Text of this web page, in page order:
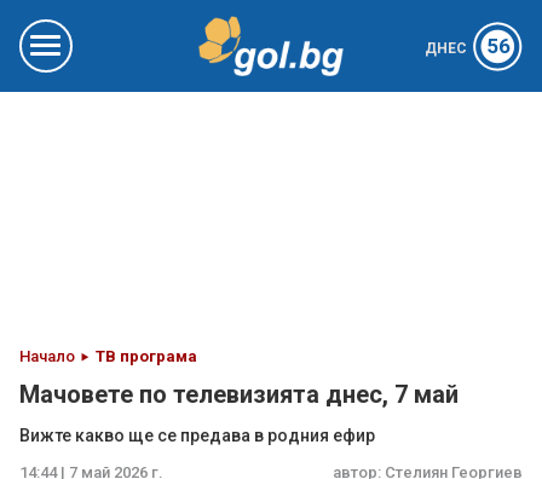
ДНЕС 56
Начало ТВ програма
Мачовете по телевизията днес, 7 май
Вижте какво ще се предава в родния ефир
14:44 | 7 май 2026 г. автор: Стелиян Георгиев